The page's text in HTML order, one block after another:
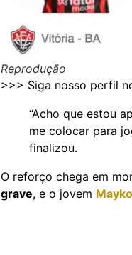
Reprodução
>>> Siga nosso perfil
“Acho que estou
me colocar para
finalizou.
O reforço chega em
grave, e o jovem